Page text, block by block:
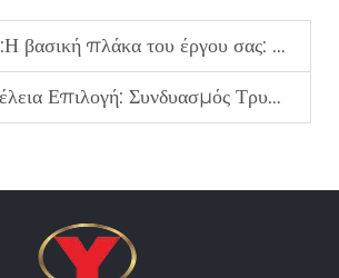
Η βασική πλάκα του έργου σας: Το κρίσιμο ρόλος των σωλήνων επένδυσης στη σταθεροποίηση των γεωτρήσεων
Συνδυασμός Τρυπανιού Εκσκαφής και Επένδυσης για Μέγιστη Αποδοτικότητα σε Αμμώδη Εδάφη